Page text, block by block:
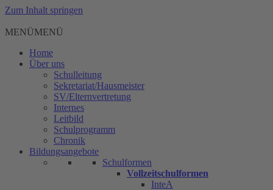
Zum Inhalt springen
MENÜMENÜ
Home
Über uns
Schulleitung
Sekretariat/Hausmeister
SV/Elternvertretung
Internes
Leitbild
Schulprogramm
Chronik
Bildungsangebote
Schulformen
Vollzeitschulformen
InteA